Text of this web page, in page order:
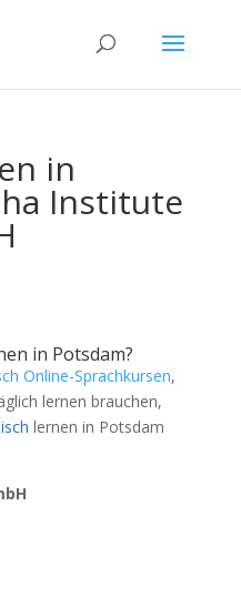
in
Institute
in Potsdam?
Online-Sprachkursen,
lernen brauchen,
lernen in Potsdam